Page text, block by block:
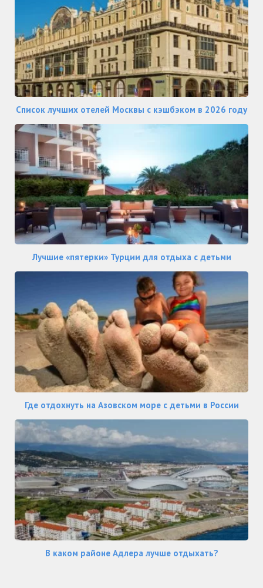
Список лучших отелей Москвы с кэшбэком в 2026 году
Лучшие «пятерки» Турции для отдыха с детьми
Где отдохнуть на Азовском море с детьми в России
В каком районе Адлера лучше отдыхать?